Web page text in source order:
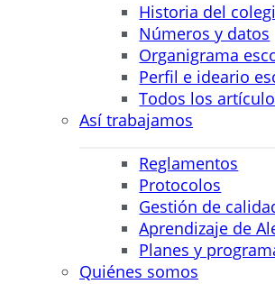
Historia del
Números y datos
Organigrama
Perfil e ideario
Todos los
Así trabajamos
Reglamentos
Protocolos
Gestión de
Aprendizaje de
Planes y
Quiénes somos